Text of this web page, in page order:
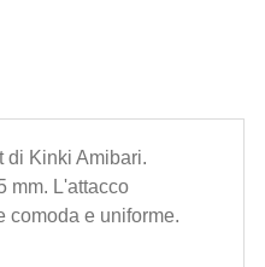
di Kinki Amibari.
mm. L'attacco
comoda e uniforme.
Seeknit Cavetto
per ferri circolari